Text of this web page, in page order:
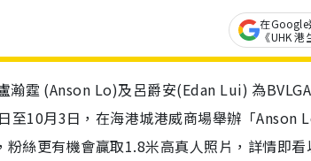
在Google
《UHK 港
瀚霆 (Anson Lo)及呂爵安(Edan Lui) 為
至10月3日，在海港城港威商場舉辦「Anson
絲更有機會贏取1.8米高真人照片，詳情即看